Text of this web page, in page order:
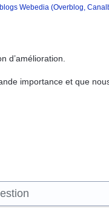
Webedia (Overblog,
d’amélioration.
importance et que